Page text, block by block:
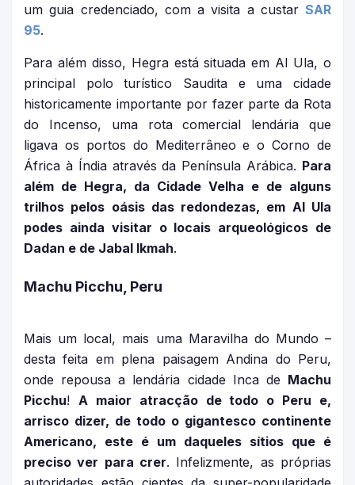
um guia credenciado, com a visita a custar SAR
95.
Para além disso, Hegra está situada em Al Ula, o
principal polo turístico Saudita e uma cidade
historicamente importante por fazer parte da Rota
do Incenso, uma rota comercial lendária que
ligava os portos do Mediterrâneo e o Corno de
África à Índia através da Península Arábica. Para
além de Hegra, da Cidade Velha e de alguns
trilhos pelos oásis das redondezas, em Al Ula
podes ainda visitar o locais arqueológicos de
Dadan e de Jabal Ikmah.
Machu Picchu, Peru
Mais um local, mais uma Maravilha do Mundo –
desta feita em plena paisagem Andina do Peru,
onde repousa a lendária cidade Inca de Machu
Picchu! A maior atracção de todo o Peru e,
arrisco dizer, de todo o gigantesco continente
Americano, este é um daqueles sítios que é
preciso ver para crer. Infelizmente, as próprias